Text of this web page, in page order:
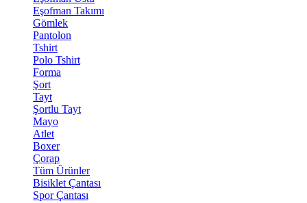
Eşofman Takımı
Gömlek
Pantolon
Tshirt
Polo Tshirt
Forma
Şort
Tayt
Şortlu Tayt
Mayo
Atlet
Boxer
Çorap
Tüm Ürünler
Bisiklet Çantası
Spor Çantası